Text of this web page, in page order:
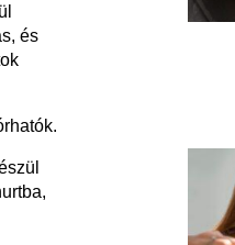
és